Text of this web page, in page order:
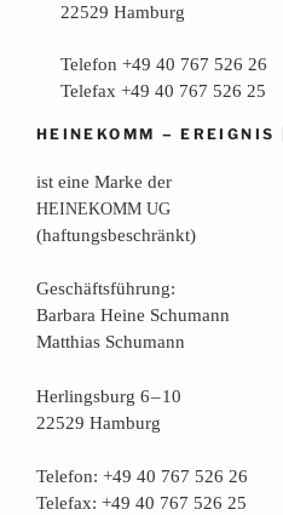
22529 Hamburg
Telefon +49 40 767 526 26
Telefax +49 40 767 526 25
HEINEKOMM –EREIGNIS
ist eine Mar­ke der
HEINEKOMM UG
(haf­tungs­be­schränkt)
Geschäfts­füh­rung:
Bar­ba­ra Hei­ne Schumann
Mat­thi­as Schumann
Her­lings­burg 6 – 10
22529 Hamburg
Tele­fon: +49 40 767 526 26
Tele­fax: +49 40 767 526 25